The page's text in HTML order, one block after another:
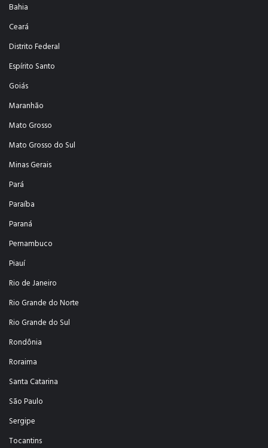
Bahia
Ceará
Distrito Federal
Espírito Santo
Goiás
Maranhão
Mato Grosso
Mato Grosso do Sul
Minas Gerais
Pará
Paraíba
Paraná
Pernambuco
Piauí
Rio de Janeiro
Rio Grande do Norte
Rio Grande do Sul
Rondônia
Roraima
Santa Catarina
São Paulo
Sergipe
Tocantins